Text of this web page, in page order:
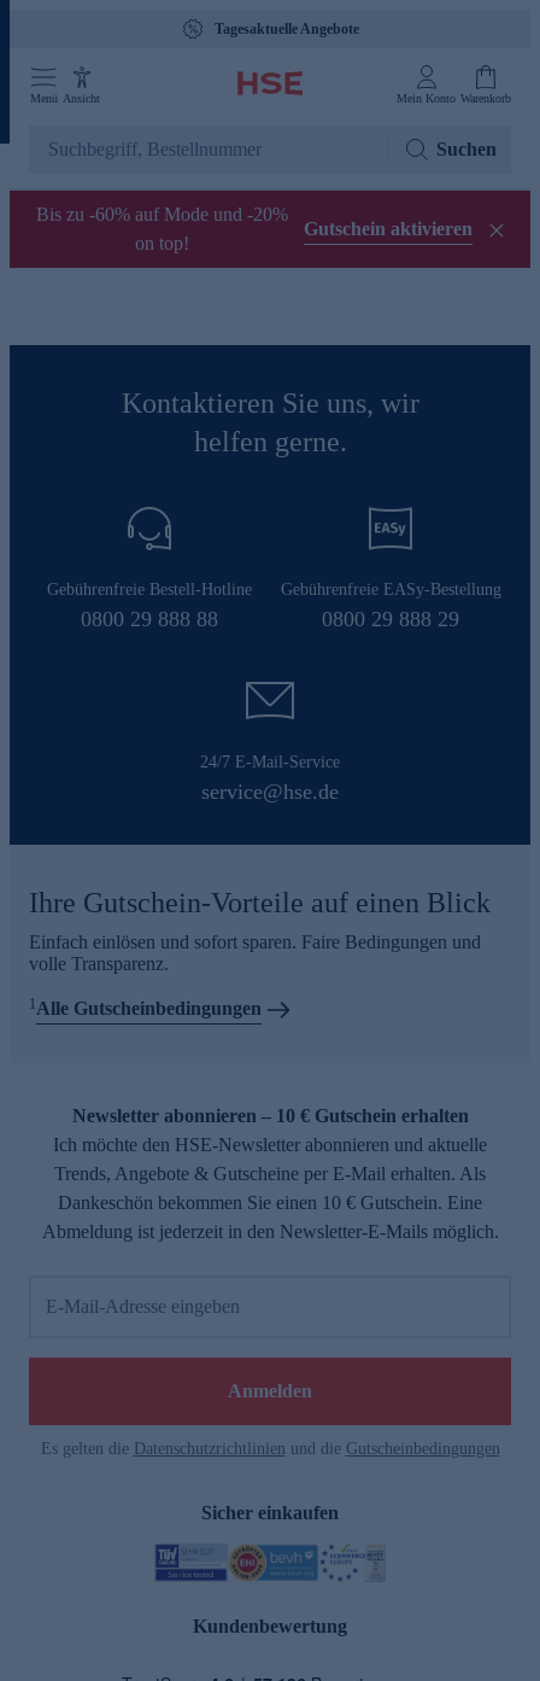
Tagesaktuelle Angebote
Menü Ansicht Mein Konto Warenkorb
Suchen
Bis zu -60% auf Mode und -20%
on top!
Gutschein aktivieren
Kontaktieren Sie uns, wir
helfen gerne.
Gebührenfreie Bestell-Hotline
0800 29 888 88
Gebührenfreie EASy-Bestellung
0800 29 888 29
24/7 E-Mail-Service
service@hse.de
Ihre Gutschein-Vorteile auf einen Blick
Einfach einlösen und sofort sparen. Faire Bedingungen und
volle Transparenz.
1Alle Gutscheinbedingungen
Newsletter abonnieren – 10 € Gutschein erhalten
Ich möchte den HSE-Newsletter abonnieren und aktuelle
Trends, Angebote & Gutscheine per E-Mail erhalten. Als
Dankeschön bekommen Sie einen 10 € Gutschein. Eine
Abmeldung ist jederzeit in den Newsletter-E-Mails möglich.
E-Mail-Adresse eingeben
Anmelden
Es gelten die Datenschutzrichtlinien und die Gutscheinbedingungen
Sicher einkaufen
Kundenbewertung